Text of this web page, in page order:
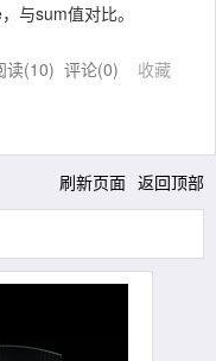
与sum值对比。
读(10) 评论(0) 收藏
刷新页面 返回顶部